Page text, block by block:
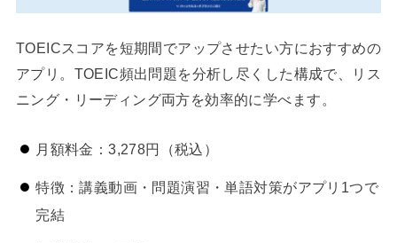
TOEICスコアを短期間でアップさせたい方におすすめの
アプリ。TOEIC頻出問題を分析し尽くした構成で、リス
ニング・リーディング両方を効率的に学べます。
月額料金：3,278円（税込）
特徴：講義動画・問題演習・単語対策がアプリ1つで
完結